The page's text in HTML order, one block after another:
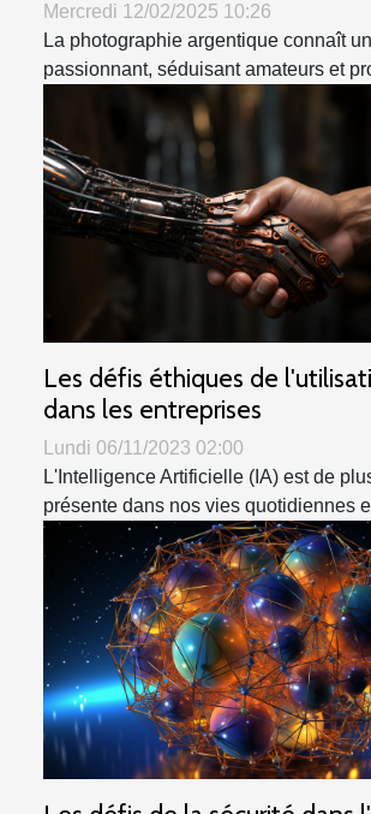
Mercredi 12/02/2025 10:26
La photographie argentique connaît
passionnant, séduisant amateurs et
Les défis éthiques de
dans les entreprises
Lundi 06/11/2023 02:00
L'Intelligence Artificielle (IA) est de
présente dans nos vies quotidiennes